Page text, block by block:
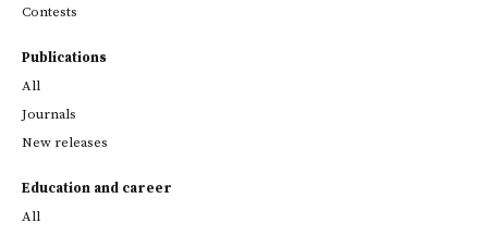
Contests
Publications
All
Journals
New releases
Education and career
All